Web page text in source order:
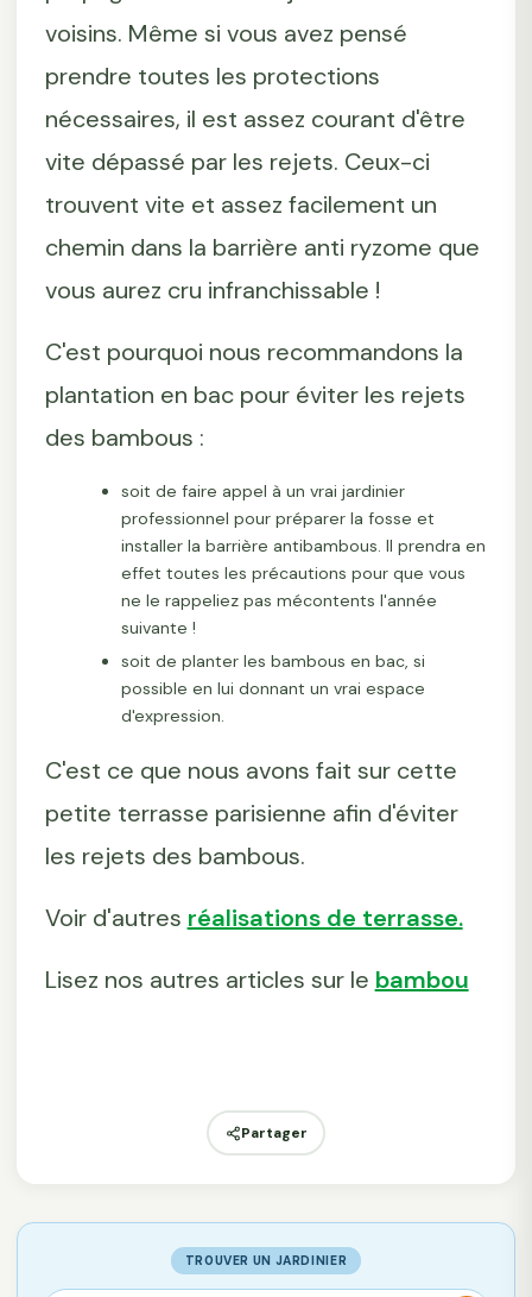
voisins. Même si vous avez pensé
prendre toutes les protections
nécessaires, il est assez courant d'être
vite dépassé par les rejets. Ceux-ci
trouvent vite et assez facilement un
chemin dans la barrière anti ryzome que
vous aurez cru infranchissable !
C'est pourquoi nous recommandons la
plantation en bac pour éviter les rejets
des bambous :
soit de faire appel à un vrai jardinier
professionnel pour préparer la fosse et
installer la barrière antibambous. Il prendra en
effet toutes les précautions pour que vous
ne le rappeliez pas mécontents l'année
suivante !
soit de planter les bambous en bac, si
possible en lui donnant un vrai espace
d'expression.
C'est ce que nous avons fait sur cette
petite terrasse parisienne afin d'éviter
les rejets des bambous.
Voir d'autres réalisations de terrasse.
Lisez nos autres articles sur le bambou
Partager
TROUVER UN JARDINIER